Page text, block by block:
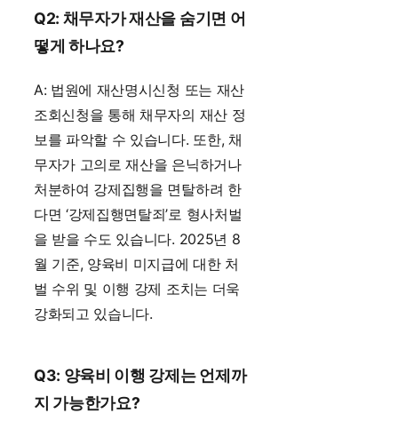
Q2: 채무자가 재산을 숨기면 어
떻게 하나요?
A: 법원에 재산명시신청 또는 재산
조회신청을 통해 채무자의 재산 정
보를 파악할 수 있습니다. 또한, 채
무자가 고의로 재산을 은닉하거나
처분하여 강제집행을 면탈하려 한
다면 ‘강제집행면탈죄’로 형사처벌
을 받을 수도 있습니다. 2025년 8
월 기준, 양육비 미지급에 대한 처
벌 수위 및 이행 강제 조치는 더욱
강화되고 있습니다.
Q3: 양육비 이행 강제는 언제까
지 가능한가요?